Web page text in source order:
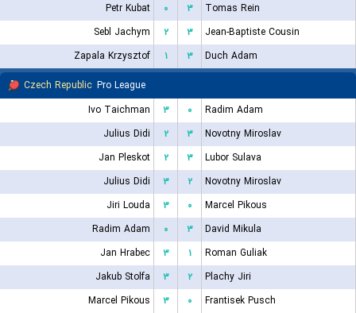
Petr Kubat
۰ ۳
Tomas Rein
Sebl Jachym
۲ ۳
Jean-Baptiste Cousin
Zapala Krzysztof
۱ ۳
Duch Adam
Czech Republic Pro League
Ivo Taichman
۳ ۰
Radim Adam
Julius Didi
۲ ۳
Novotny Miroslav
Jan Pleskot
۲ ۳
Lubor Sulava
Julius Didi
۳ ۲
Novotny Miroslav
Jiri Louda
۳ ۰
Marcel Pikous
Radim Adam
۰ ۳
David Mikula
Jan Hrabec
۳ ۱
Roman Guliak
Jakub Stolfa
۳ ۲
Plachy Jiri
Marcel Pikous
۳ ۰
Frantisek Pusch